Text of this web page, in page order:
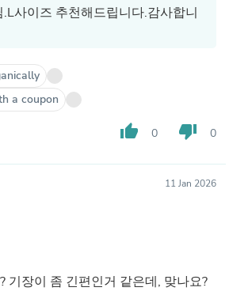
사이즈 추천해드립니다.감사합니
a coupon
thumb_up 0 thumb_down 0
11 Jan 2026
기장이 좀 긴편인거 같은데, 맞나요?